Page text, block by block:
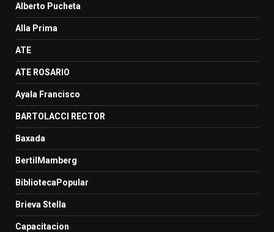
Alberto Pucheta
Alla Prima
ATE
ATE ROSARIO
Ayala Francisco
BARTOLACCI RECTOR
Baxada
BertilMamberg
BibliotecaPopular
Brieva Stella
Capacitacion